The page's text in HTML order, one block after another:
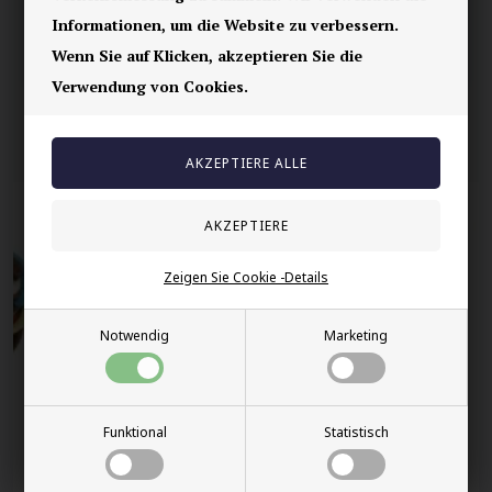
Informationen, um die Website zu verbessern.
Wenn Sie auf Klicken, akzeptieren Sie die
Verwendung von Cookies.
Notwendig Marketing
Funktional Statistisch
Zeigen Sie Cookie -Details
Lieferung 2-4 Tage
60 Tage Rückgabe
Andere auch gekauft